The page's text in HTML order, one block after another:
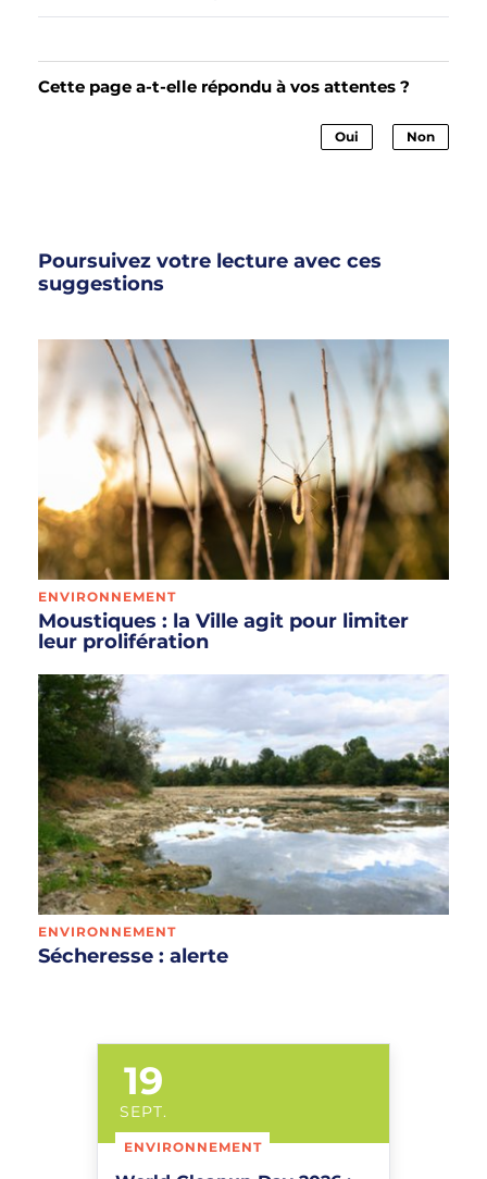
Cette page a-t-elle répondu à vos attentes ?
Non
Oui
Poursuivez votre lecture avec ces
suggestions
Moustiques : la Ville agit pour limiter
leur prolifération
ENVIRONNEMENT
Sécheresse : alerte
ENVIRONNEMENT
LE
19
SEPT.
ENVIRONNEMENT